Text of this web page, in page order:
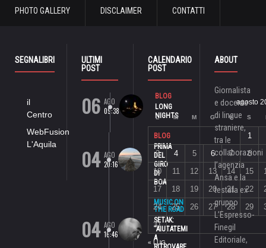
PHOTO GALLERY DISCLAIMER CONTATTI
SEGNALIBRI
il
Centro
WebFusion
L'Aquila
ULTIMI
POST
06 AGO
09:38
BLOG
LONG
NIGHTS
04 AGO
20:16
BLOG
PRIMA
DEL
GIRO
DI
BOA
04 AGO
16:46
MUSIC ON
THE ROAD
SETAK:
“AIUTATEMI
A
CALENDARIO
POST
agosto
L M M G V S
« LUG
1
3
4 5 6 7 8
10
11 12 13 14 15
17
18 19 20 21 22
24
25 26 27 28 29
31
ABOUT
Giornalista
e docente
di lingue
straniere,
tra le
collaborazioni
l’agenzia
Ansa e la
testata ex
gruppo
L’Espresso-
Finegil
Editoriale,